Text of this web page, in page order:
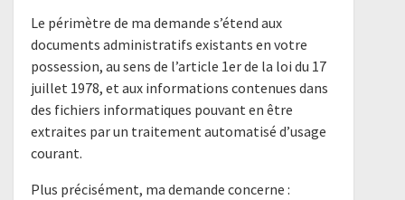
Le périmètre de ma demande s’étend aux
documents administratifs existants en votre
possession, au sens de l’article 1er de la loi du 17
juillet 1978, et aux informations contenues dans
des fichiers informatiques pouvant en être
extraites par un traitement automatisé d’usage
courant.
Plus précisément, ma demande concerne :